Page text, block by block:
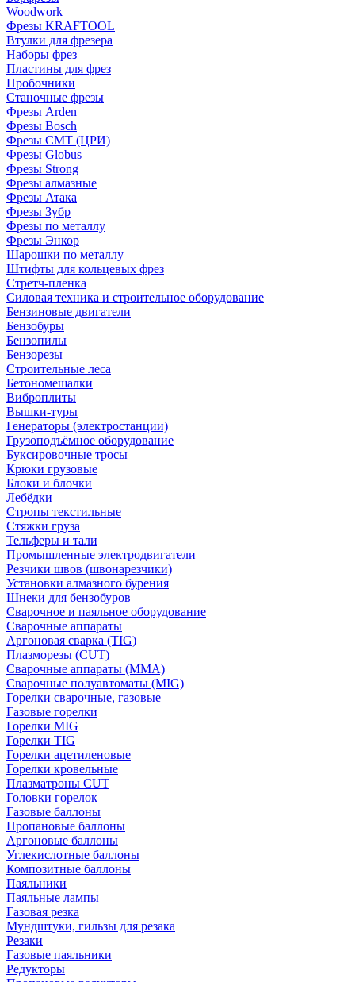
Woodwork
Фрезы KRAFTOOL
Втулки для фрезера
Наборы фрез
Пластины для фрез
Пробочники
Станочные фрезы
Фрезы Arden
Фрезы Bosch
Фрезы CMT (ЦРИ)
Фрезы Globus
Фрезы Strong
Фрезы алмазные
Фрезы Атака
Фрезы Зубр
Фрезы по металлу
Фрезы Энкор
Шарошки по металлу
Штифты для кольцевых фрез
Стретч-пленка
Силовая техника и строительное оборудование
Бензиновые двигатели
Бензобуры
Бензопилы
Бензорезы
Строительные леса
Бетономешалки
Виброплиты
Вышки-туры
Генераторы (электростанции)
Грузоподъёмное оборудование
Буксировочные тросы
Крюки грузовые
Блоки и блочки
Лебёдки
Стропы текстильные
Стяжки груза
Тельферы и тали
Промышленные электродвигатели
Резчики швов (швонарезчики)
Установки алмазного бурения
Шнеки для бензобуров
Сварочное и паяльное оборудование
Сварочные аппараты
Аргоновая сварка (TIG)
Плазморезы (CUT)
Сварочные аппараты (MMA)
Сварочные полуавтоматы (MIG)
Горелки сварочные, газовые
Газовые горелки
Горелки MIG
Горелки TIG
Горелки ацетиленовые
Горелки кровельные
Плазматроны CUT
Головки горелок
Газовые баллоны
Пропановые баллоны
Аргоновые баллоны
Углекислотные баллоны
Композитные баллоны
Паяльники
Паяльные лампы
Газовая резка
Мундштуки, гильзы для резака
Резаки
Газовые паяльники
Редукторы